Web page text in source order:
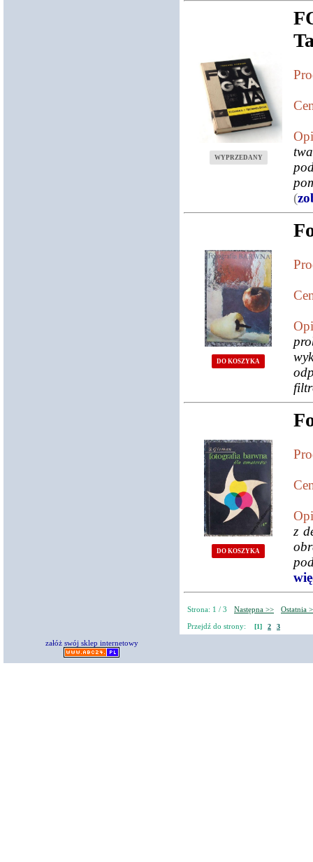
WYPRZEDANY
(
DO KOSZYKA
DO KOSZYKA
z
Strona: 1 / 3 Następna >>
Ostatnia
Przejdź do strony:
[1] 2 3
załóż swój sklep internetowy